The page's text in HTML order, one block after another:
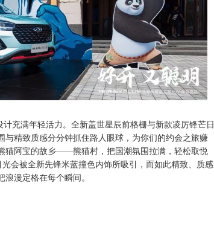
充满年轻活力。全新盖世星辰前格栅与新款凌厉锋芒日
与精致质感分分钟抓住路人眼球，为你们的约会之旅赚
猫阿宝的故乡——熊猫村，把国潮氛围拉满，轻松取悦
会被全新先锋米蓝撞色内饰所吸引，而如此精致、质感
漫定格在每个瞬间。